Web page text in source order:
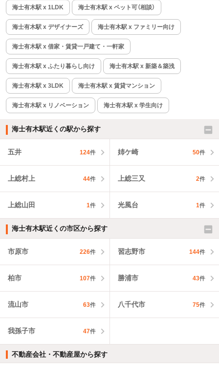
海士有木駅 x 1LDK 海士有木駅 x ペット可（相談）
海士有木駅 x デザイナーズ 海士有木駅 x ファミリー向け
海士有木駅 x 借家・賃貸一戸建て・一軒家
海士有木駅 x ふたり暮らし向け 海士有木駅 x 新築＆築浅
海士有木駅 x 3LDK 海士有木駅 x 賃貸マンション
海士有木駅 x リノベーション 海士有木駅 x 学生向け
海士有木駅近くの駅から探す
五井 124件 姉ケ崎 50件
上総村上 44件 上総三又 2件
上総山田 1件 光風台 1件
海士有木駅近くの市区から探す
市原市 226件 習志野市 144件
柏市 107件 勝浦市 43件
流山市 63件 八千代市 75件
我孫子市 47件
不動産会社・不動産屋から探す